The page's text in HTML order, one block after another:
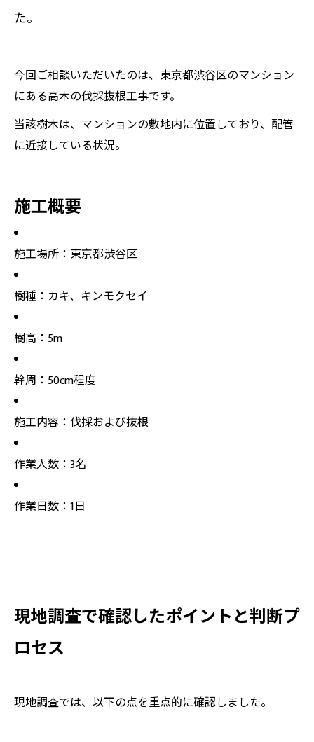
た。
今回ご相談いただいたのは、東京都渋谷区のマンション
にある高木の伐採抜根工事です。
当該樹木は、マンションの敷地内に位置しており、配管
に近接している状況。
施工概要
施工場所：東京都渋谷区
樹種：カキ、キンモクセイ
樹高：5m
幹周：50cm程度
施工内容：伐採および抜根
作業人数：3名
作業日数：1日
現地調査で確認したポイントと判断プ
ロセス
現地調査では、以下の点を重点的に確認しました。